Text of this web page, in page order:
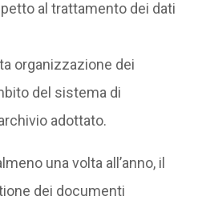
al trattamento dei dati
organizzazione dei
del sistema di
adottato.
una volta all’anno, il
dei documenti